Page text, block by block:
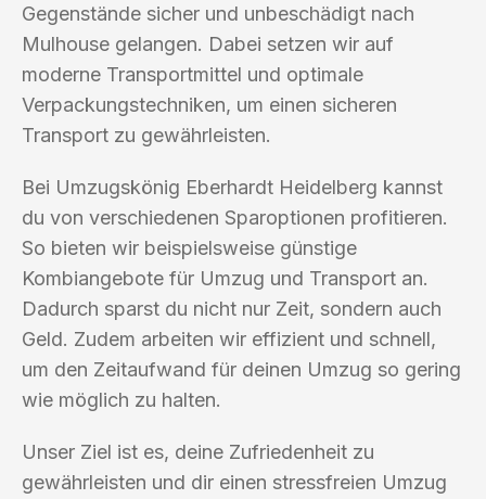
Gegenstände sicher und unbeschädigt nach
Mulhouse gelangen. Dabei setzen wir auf
moderne Transportmittel und optimale
Verpackungstechniken, um einen sicheren
Transport zu gewährleisten.
Bei Umzugskönig Eberhardt Heidelberg kannst
du von verschiedenen Sparoptionen profitieren.
So bieten wir beispielsweise günstige
Kombiangebote für Umzug und Transport an.
Dadurch sparst du nicht nur Zeit, sondern auch
Geld. Zudem arbeiten wir effizient und schnell,
um den Zeitaufwand für deinen Umzug so gering
wie möglich zu halten.
Unser Ziel ist es, deine Zufriedenheit zu
gewährleisten und dir einen stressfreien Umzug